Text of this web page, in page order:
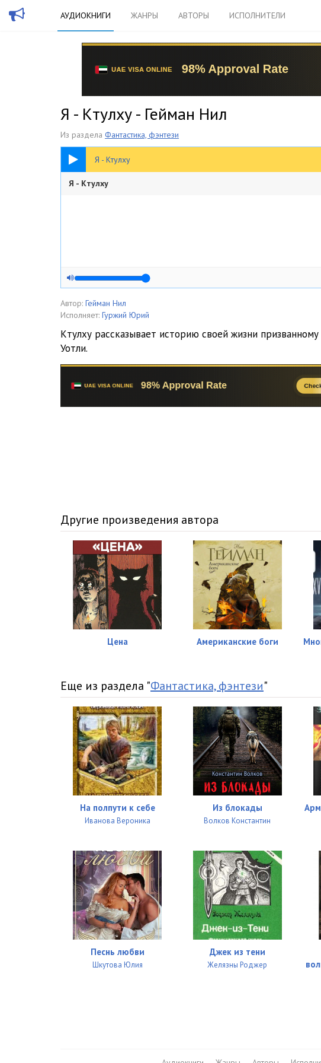
АУДИОКНИГИ ЖАНРЫ АВТОРЫ ИСПОЛНИТЕЛИ
Я - Ктулху - Гейман Нил
Из раздела Фантастика, фэнтези
Я - Ктулху
20:10
Я - Ктулху
Автор: Гейман Нил
Исполняет: Гуржий Юрий
Ктулху рассказывает историю своей жизни
Уотли.
Другие произведения автора
Цена Американские боги
Еще из раздела "Фантастика, фэнтези"
На полпути к себе
Иванова Вероника
Из блокады
Волков Константин
Песнь любви
Шкутова Юлия
Джек из тени
Желязны Роджер